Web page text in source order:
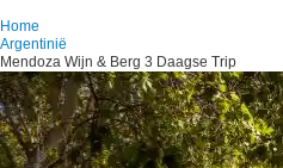
Home
Argentinië
Mendoza Wijn & Berg 3 Daagse Trip